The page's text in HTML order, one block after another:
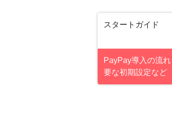
スタートガイド
PayPay導入の流
要な初期設定など